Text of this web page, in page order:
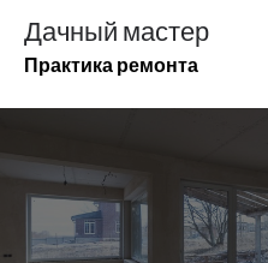
содержимому
Дачный мастер
Практика ремонта